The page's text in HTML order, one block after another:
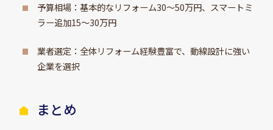
予算相場：基本的なリフォーム30～50万円、スマートミ
ラー追加15～30万円
業者選定：全体リフォーム経験豊富で、動線設計に強い
企業を選択
まとめ